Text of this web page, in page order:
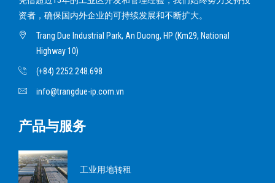
资者，确保国内外企业的可持续发展和不断扩大。
Trang Due Industrial Park, An Duong, HP (Km29, National
Highway 10)
(+84) 2252.248.698
info@trangdue-ip.com.vn
产品与服务
工业用地转租